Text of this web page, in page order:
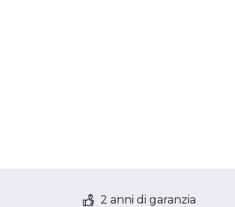
2 anni di garanzia